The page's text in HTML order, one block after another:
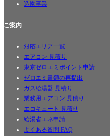
造園事業
ご案内
対応エリア一覧
エアコン 見積り
東京ゼロエミポイント申請
ゼロエミ書類の再提出
ガス給湯器 見積り
業務用エアコン 見積り
エコキュート 見積り
給湯省エネ申請
よくある質問 FAQ